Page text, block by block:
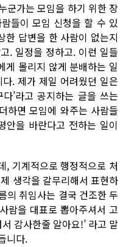
군가는 모임을 하기 위한 장
들이 모임 신청을 할 수 있
한 답변을 한 사람이 없는지
. 일정을 정하고. 이런 일들
게 몰리지 않게 분배하는 일
. 제가 제일 어려웠던 일은
’라고 공지하는 글을 쓰는
하면 모임에 와주는 사람들
안을 바란다고 전하는 일이
, 기계적으로 행정적으로 처
생각을 갈무리해서 표현하
의 취임사는 결국 건조한 두
람을 대표로 뽑아주셔서 고
감사한줄 알아요!’ 라고 말
니다.